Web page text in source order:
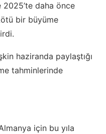
daha önce
bir büyüme
haziranda paylaştığı
tahminlerinde
için bu yıla